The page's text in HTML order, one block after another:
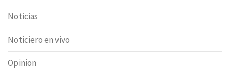
Noticias
Noticiero en vivo
Opinion